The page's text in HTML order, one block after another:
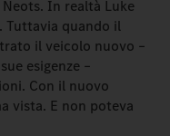
In realtà Luke
Tuttavia quando il
il veicolo nuovo –
esigenze –
Con il nuovo
vista. E non poteva